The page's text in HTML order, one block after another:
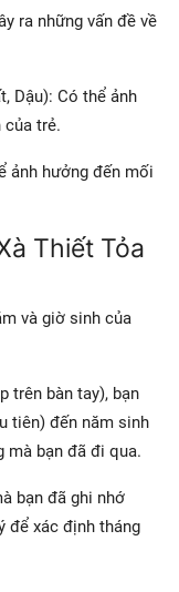
ra những vấn đề về
Dậu): Có thể ảnh
của trẻ.
ảnh hưởng đến mối
Thiết Tỏa
và giờ sinh của
trên bàn tay), bạn
tiên) đến năm sinh
mà bạn đã đi qua.
bạn đã ghi nhớ
để xác định tháng